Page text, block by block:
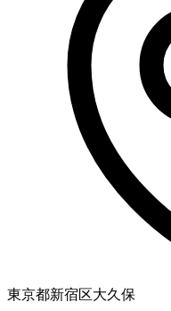
東京都新宿区大久保